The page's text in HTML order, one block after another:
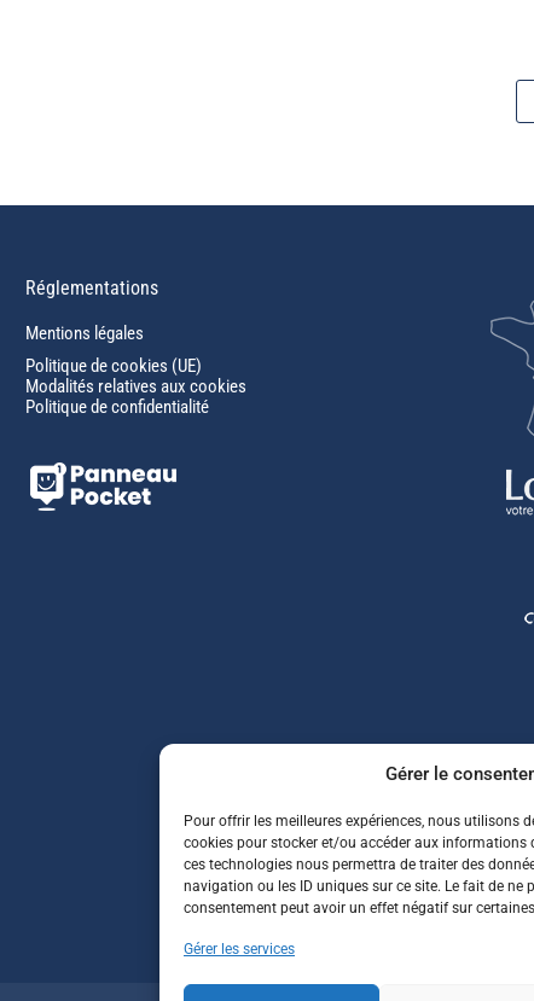
Gérer le
Pour offrir les meilleures expériences, nous utilisons
cookies pour stocker et/ou accéder aux informations
ces technologies nous permettra de traiter des
navigation ou les ID uniques sur ce site. Le fait de ne
consentement peut avoir un effet négatif sur
Gérer les services
Réglementations
Mentions légales
Politique de cookies (UE)
Modalités relatives aux cookies
Politique de confidentialité